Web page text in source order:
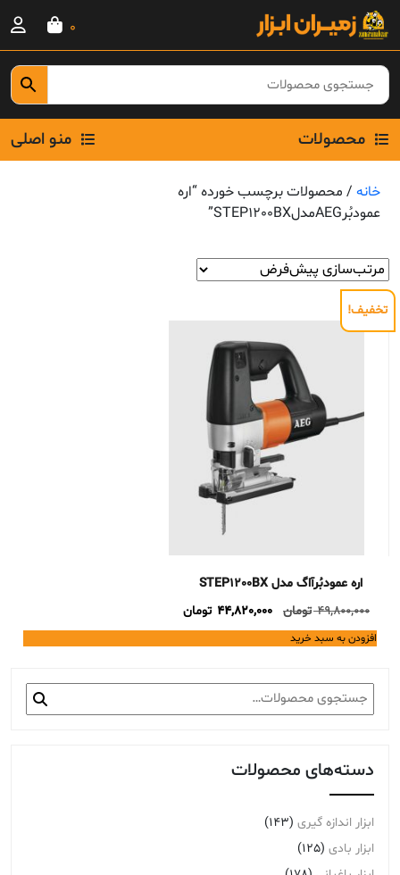
Skip
content
0
محصولات منو اصلی
خانه / محصولات برچسب خورده “اره
عمودبُرAEGمدلSTEP1200BX”
تخفیف!
اره عمودبُرآاگ مدل STEP1200BX
49,800,000 تومان
Original
price
was:
44,820,000 تومانCurrent
price
is:
افزودن به سبد خرید
جستجو
برای:
دسته‌های محصولات
ابزار اندازه گیری (143)
ابزار بادی (125)